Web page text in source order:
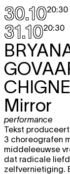
30.1020:30
31.1020:30
Mirror
performance
Tekst
3 choreografen
middeleeuwse
dat radicale
zelfvernietiging.